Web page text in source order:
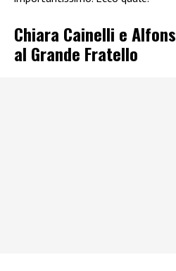
Chiara Cainelli e
al Grande Fratello